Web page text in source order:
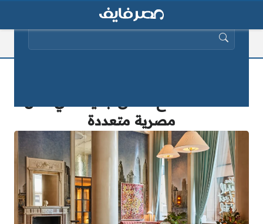
مصرية متعددة
البحث عن: